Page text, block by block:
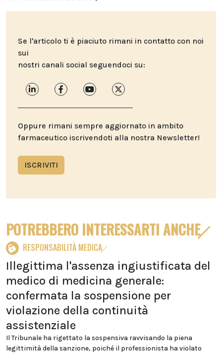
Se l'articolo ti è piaciuto rimani in contatto con noi
sui
nostri canali social seguendoci su:
Oppure rimani sempre aggiornato in ambito
farmaceutico iscrivendoti alla nostra Newsletter!
ISCRIVITI
POTREBBERO INTERESSARTI ANCHE
RESPONSABILITÀ MEDICA
Illegittima l'assenza ingiustificata del
medico di medicina generale:
confermata la sospensione per
violazione della continuità
assistenziale
Il Tribunale ha rigettato la sospensiva ravvisando la piena
legittimità della sanzione, poiché il professionista ha violato